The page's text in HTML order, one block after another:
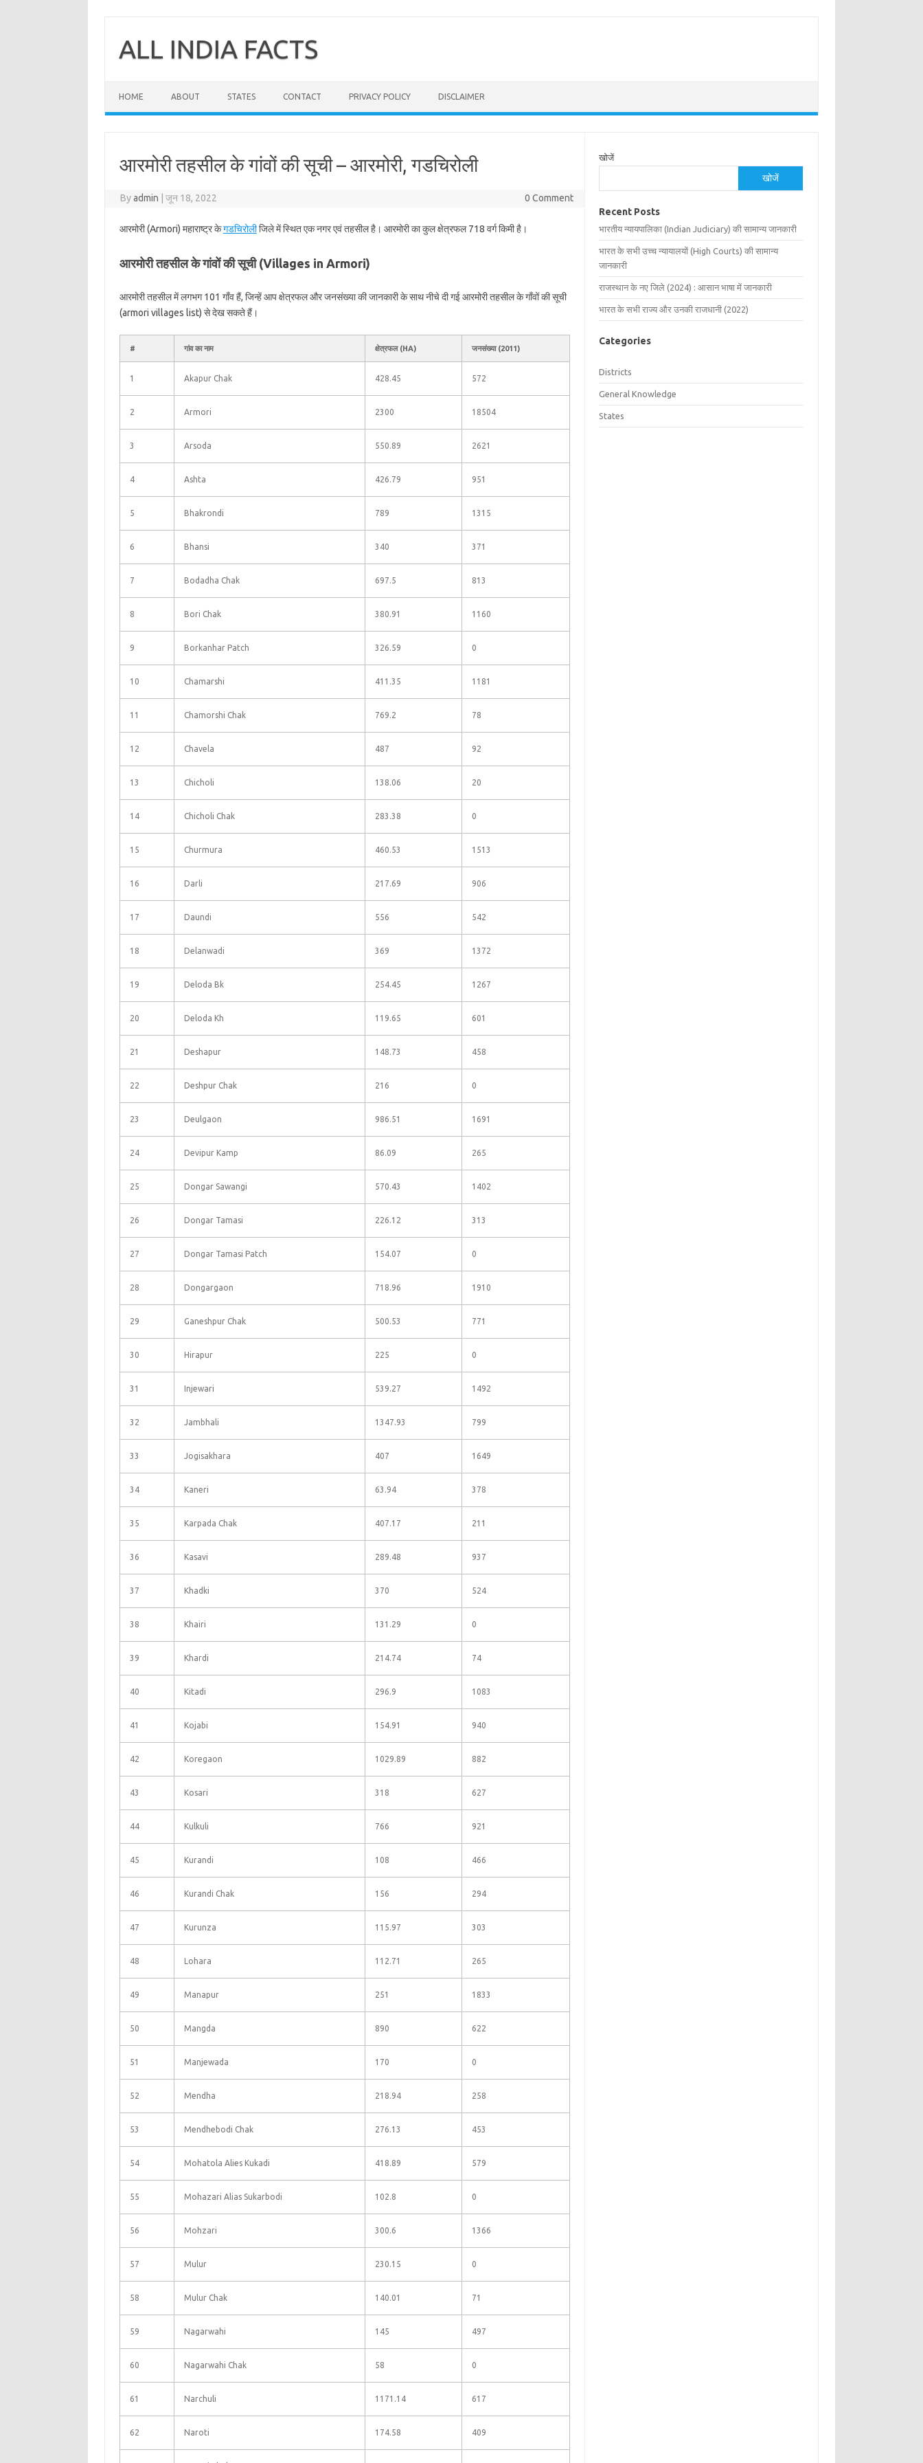
contentALL INDIA FACTS
HOME ABOUT STATES CONTACT PRIVACY POLICY DISCLAIMER
आरमोरी तहसील के गांवों की सूची – आरमोरी, गडचिरोली
Byadmin जून 18, 2022 0 Comment
आरमोरी (Armori) महाराष्ट्र केगडचिरोलीजिले में स्थित एक नगर एवं तहसील है। आरमोरी का कुल क्षेत्रफल 718 वर्ग किमी है।
आरमोरी तहसील के गांवों की सूची (Villages in Armori)
आरमोरी तहसील में लगभग 101 गाँव हैं, जिन्हें आप क्षेत्रफल और जनसंख्या की जानकारी के साथ नीचे दी गई आरमोरी तहसील के गाँवों की सूची
(armori villages list) से देख सकते हैं।
# गांव का नाम क्षेत्रफल (HA) जनसंख्या (2011)
1 Akapur Chak 428.45 572
2 Armori 2300 18504
3 Arsoda 550.89 2621
4 Ashta 426.79 951
5 Bhakrondi 789 1315
6 Bhansi 340 371
7 Bodadha Chak 697.5 813
8 Bori Chak 380.91 1160
9 Borkanhar Patch 326.59 0
10 Chamarshi 411.35 1181
11 Chamorshi Chak 769.2 78
12 Chavela 487 92
13 Chicholi 138.06 20
14 Chicholi Chak 283.38 0
15 Churmura 460.53 1513
16 Darli 217.69 906
17 Daundi 556 542
18 Delanwadi 369 1372
19 Deloda Bk 254.45 1267
20 Deloda Kh 119.65 601
21 Deshapur 148.73 458
22 Deshpur Chak 216 0
23 Deulgaon 986.51 1691
24 Devipur Kamp 86.09 265
25 Dongar Sawangi 570.43 1402
26 Dongar Tamasi 226.12 313
27 Dongar Tamasi Patch 154.07 0
28 Dongargaon 718.96 1910
29 Ganeshpur Chak 500.53 771
30 Hirapur 225 0
31 Injewari 539.27 1492
32 Jambhali 1347.93 799
33 Jogisakhara 407 1649
34 Kaneri 63.94 378
35 Karpada Chak 407.17 211
36 Kasavi 289.48 937
37 Khadki 370 524
38 Khairi 131.29 0
39 Khardi 214.74 74
40 Kitadi 296.9 1083
41 Kojabi 154.91 940
42 Koregaon 1029.89 882
43 Kosari 318 627
44 Kulkuli 766 921
45 Kurandi 108 466
46 Kurandi Chak 156 294
47 Kurunza 115.97 303
48 Lohara 112.71 265
49 Manapur 251 1833
50 Mangda 890 622
51 Manjewada 170 0
52 Mendha 218.94 258
53 Mendhebodi Chak 276.13 453
54 Mohatola Alies Kukadi 418.89 579
55 Mohazari Alias Sukarbodi 102.8 0
56 Mohzari 300.6 1366
57 Mulur 230.15 0
58 Mulur Chak 140.01 71
59 Nagarwahi 145 497
60 Nagarwahi Chak 58 0
61 Narchuli 1171.14 617
62 Naroti 174.58 409
खोजें
खोजें
Recent Posts
भारतीय न्यायपालिका (Indian Judiciary) की सामान्य जानकारी
भारत के सभी उच्च न्यायालयों (High Courts) की सामान्य
जानकारी
राजस्थान के नए जिले (2024) : आसान भाषा में जानकारी
भारत के सभी राज्य और उनकी राजधानी (2022)
Categories
Districts
General Knowledge
States